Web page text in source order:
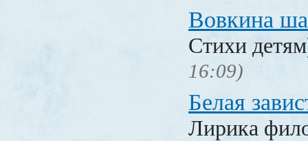
Вовкина
Стихи
16:09)
Белая
Лирика